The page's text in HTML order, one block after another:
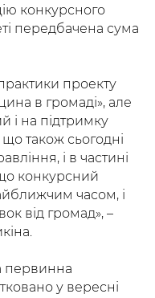
конкурсного
передбачена сума
проекту
в громаді», але
і на підтримку
також сьогодні
і в частині
конкурсний
часом, і
від громад», –
первинна
у вересні